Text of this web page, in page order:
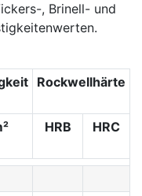
, Brinell- und
Rockwellhärte
HRB HRC